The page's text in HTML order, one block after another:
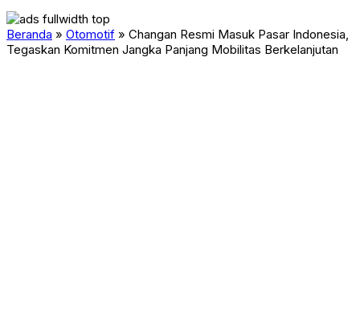
Beranda » Otomotif » Changan Resmi Masuk Pasar Indonesia,
Tegaskan Komitmen Jangka Panjang Mobilitas Berkelanjutan